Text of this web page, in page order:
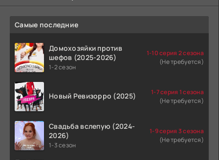
Самые последние
Домохозяйки против
шефов (2025-2026)
1-2 сезон
1-10 серия 2 сезона
(Не требуется)
Новый Ревизорро (2025)
1-7 серия 1 сезона
(Не требуется)
Свадьба вслепую (2024-
2026)
1-3 сезон
1-9 серия 3 сезона
(Не требуется)